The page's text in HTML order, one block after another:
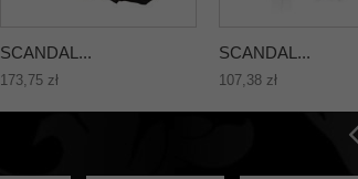
SCANDAL...
173,75 zł
SCANDAL...
107,38 zł